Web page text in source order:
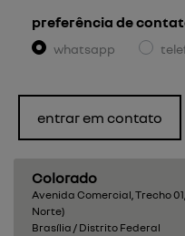
Colorado
Avenida Comercial, Trecho
Norte)
Brasília / Distrito Federal
preferência de
whatsapp
entrar em contato